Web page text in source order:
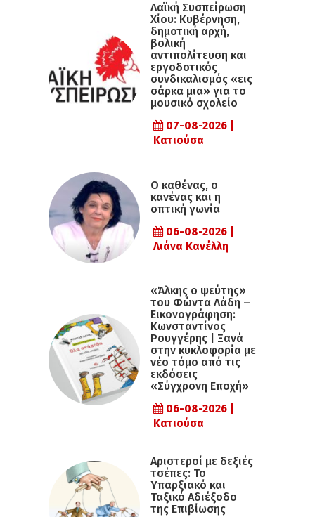
Λαϊκή Συσπείρωση
Χίου: Κυβέρνηση,
δημοτική αρχή,
βολική
αντιπολίτευση και
εργοδοτικός
συνδικαλισμός «εις
σάρκα μια» για το
μουσικό σχολείο
07-08-2026 |
Κατιούσα
Ο καθένας, ο
κανένας και η
οπτική γωνία
06-08-2026 |
Λιάνα Κανέλλη
«Άλκης ο ψεύτης»
του Φώντα Λάδη –
Εικονογράφηση:
Κωνσταντίνος
Ρουγγέρης | Ξανά
στην κυκλοφορία με
νέο τόμο από τις
εκδόσεις
«Σύγχρονη Εποχή»
06-08-2026 |
Κατιούσα
Αριστεροί με δεξιές
τσέπες: Το
Υπαρξιακό και
Ταξικό Αδιέξοδο
της Επιβίωσης